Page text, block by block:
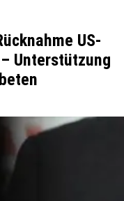
US-
Unterstützung